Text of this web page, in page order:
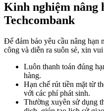
Kinh nghiệm nâng
Techcombank
Để đảm bảo yêu cầu nâng hạn
công và diễn ra suôn sẻ, xin
Luôn thanh toán đúng
hàng.
Hạn chế rút tiền mặt từ
với các phí phát sinh.
Thường xuyên sử dụng